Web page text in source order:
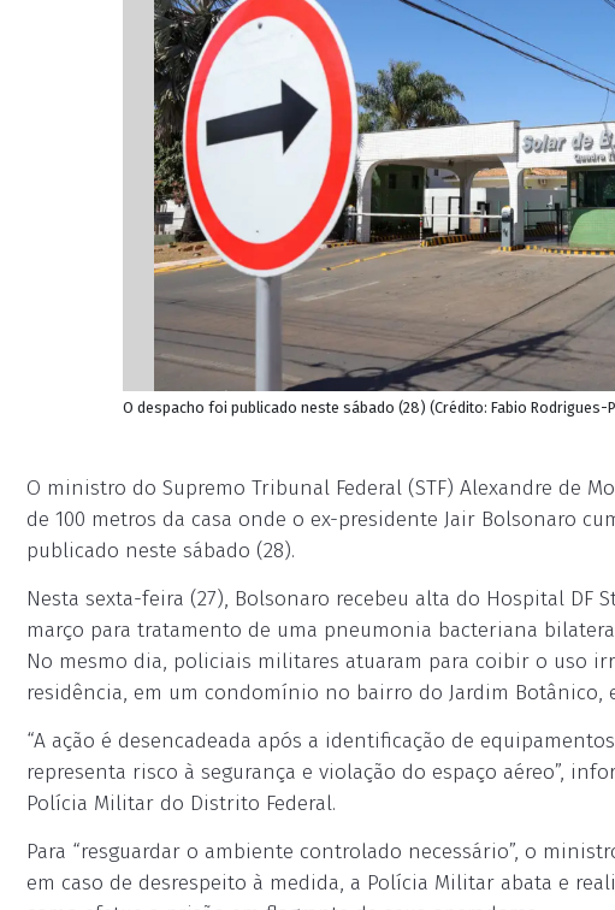
O despacho foi publicado neste sábado (28) (Crédito: Fabio
O ministro do Supremo Tribunal Federal (STF) Alexandre de
de 100 metros da casa onde o ex-presidente Jair Bolsonaro
publicado neste sábado (28).
Nesta sexta-feira (27), Bolsonaro recebeu alta do Hospital DF
março para tratamento de uma pneumonia bacteriana
No mesmo dia, policiais militares atuaram para coibir o uso
residência, em um condomínio no bairro do Jardim Botânico,
“A ação é desencadeada após a identificação de
representa risco à segurança e violação do espaço aéreo”,
Polícia Militar do Distrito Federal.
Para “resguardar o ambiente controlado necessário”, o
em caso de desrespeito à medida, a Polícia Militar abata e